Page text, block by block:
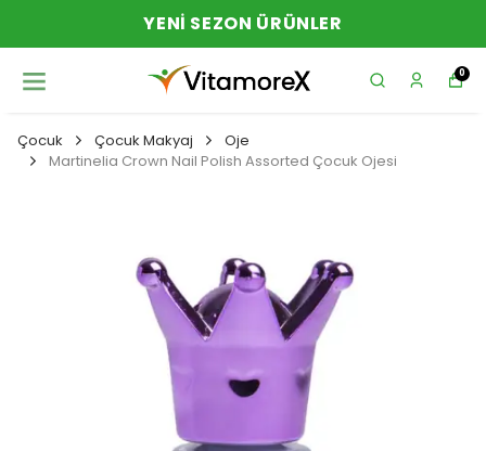
YENI SEZON ÜRÜNLER
0
Çocuk Çocuk Makyaj
Oje
Martinelia Crown Nail Polish Assorted Çocuk Ojesi